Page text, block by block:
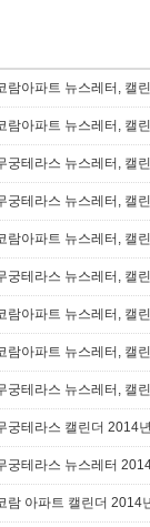
람아파트 뉴스레터, 캘
람아파트 뉴스레터, 캘
궁테라스 뉴스레터, 캘
궁테라스 뉴스레터, 캘
람아파트 뉴스레터, 캘
궁테라스 뉴스레터, 캘
람아파트 뉴스레터, 캘
람아파트 뉴스레터, 캘
궁테라스 뉴스레터, 캘
궁테라스 캘린더 2014
궁테라스 뉴스레터
람 아파트 캘린더 2014